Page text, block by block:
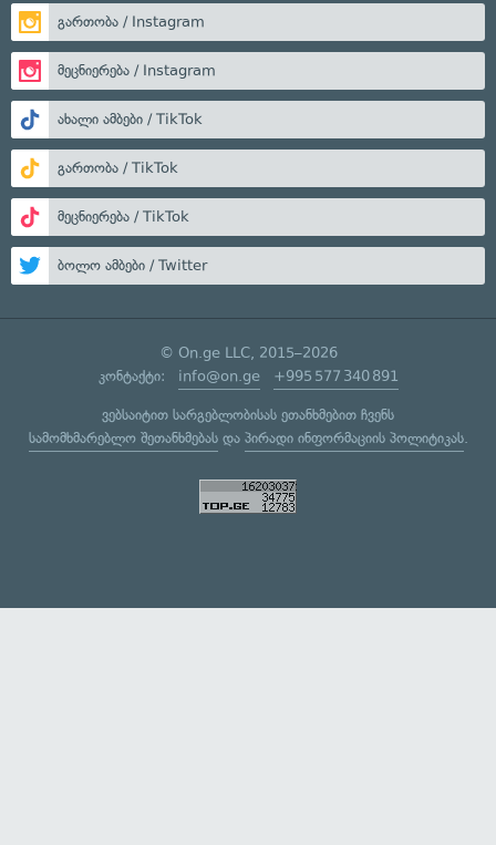
გართობა / Instagram
მეცნიერება / Instagram
ახალი ამბები / TikTok
გართობა / TikTok
მეცნიერება / TikTok
ბოლო ამბები / Twitter
© On.ge LLC, 2015–2026
კონტაქტი: info@on.ge +995 577 340 891
ვებსაიტით სარგებლობისას ეთანხმებით ჩვენს
სამომხმარებლო შეთანხმებასდა პირადი ინფორმაციის პოლიტიკას.